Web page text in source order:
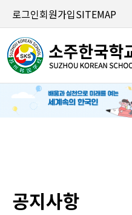
로그인회원가입SITEMAP
공지사항